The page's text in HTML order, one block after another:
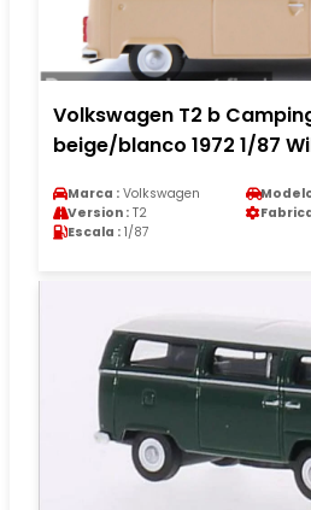
Volkswagen T2 b
beige/blanco 1972 1/87
Marca : Volkswagen
Version : T2
Escala : 1/87